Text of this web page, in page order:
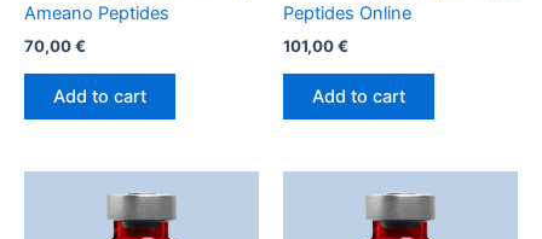
Ameano Peptides
70,00€
Add to cart
Peptides Online
101,00€
Add to cart